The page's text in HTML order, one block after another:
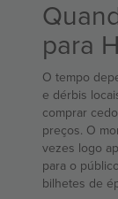
para
O tempo
e dérbis
comprar
preços. O
vezes logo
para o
bilhetes de